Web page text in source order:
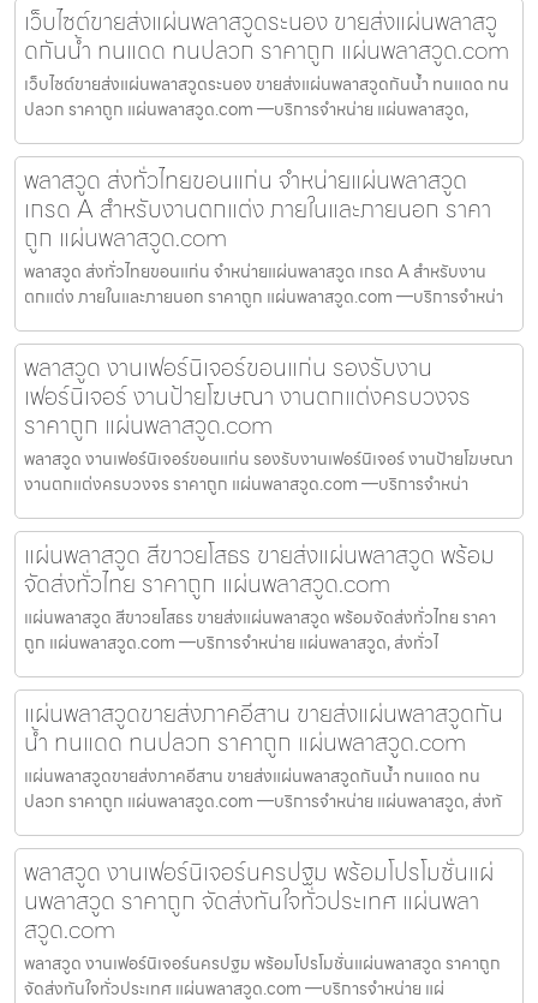
เว็บไซต์ขายส่งแผ่นพลาสวูดระนอง ขายส่งแผ่นพลาสวู
ดกันน้ำ ทนแดด ทนปลวก ราคาถูก แผ่นพลาสวูด.com
เว็บไซต์ขายส่งแผ่นพลาสวูดระนอง ขายส่งแผ่นพลาสวูดกันน้ำ ทนแดด ทน
ปลวก ราคาถูก แผ่นพลาสวูด.com —บริการจำหน่าย แผ่นพลาสวูด,
พลาสวูด ส่งทั่วไทยขอนแก่น จำหน่ายแผ่นพลาสวูด
เกรด A สำหรับงานตกแต่ง ภายในและภายนอก ราคา
ถูก แผ่นพลาสวูด.com
พลาสวูด ส่งทั่วไทยขอนแก่น จำหน่ายแผ่นพลาสวูด เกรด A สำหรับงาน
ตกแต่ง ภายในและภายนอก ราคาถูก แผ่นพลาสวูด.com —บริการจำหน่า
พลาสวูด งานเฟอร์นิเจอร์ขอนแก่น รองรับงาน
เฟอร์นิเจอร์ งานป้ายโฆษณา งานตกแต่งครบวงจร
ราคาถูก แผ่นพลาสวูด.com
พลาสวูด งานเฟอร์นิเจอร์ขอนแก่น รองรับงานเฟอร์นิเจอร์ งานป้ายโฆษณา
งานตกแต่งครบวงจร ราคาถูก แผ่นพลาสวูด.com —บริการจำหน่า
แผ่นพลาสวูด สีขาวยโสธร ขายส่งแผ่นพลาสวูด พร้อม
จัดส่งทั่วไทย ราคาถูก แผ่นพลาสวูด.com
แผ่นพลาสวูด สีขาวยโสธร ขายส่งแผ่นพลาสวูด พร้อมจัดส่งทั่วไทย ราคา
ถูก แผ่นพลาสวูด.com —บริการจำหน่าย แผ่นพลาสวูด, ส่งทั่วไ
แผ่นพลาสวูดขายส่งภาคอีสาน ขายส่งแผ่นพลาสวูดกัน
น้ำ ทนแดด ทนปลวก ราคาถูก แผ่นพลาสวูด.com
แผ่นพลาสวูดขายส่งภาคอีสาน ขายส่งแผ่นพลาสวูดกันน้ำ ทนแดด ทน
ปลวก ราคาถูก แผ่นพลาสวูด.com —บริการจำหน่าย แผ่นพลาสวูด, ส่งทั
พลาสวูด งานเฟอร์นิเจอร์นครปฐม พร้อมโปรโมชั่นแผ่
นพลาสวูด ราคาถูก จัดส่งทันใจทั่วประเทศ แผ่นพลา
สวูด.com
พลาสวูด งานเฟอร์นิเจอร์นครปฐม พร้อมโปรโมชั่นแผ่นพลาสวูด ราคาถูก
จัดส่งทันใจทั่วประเทศ แผ่นพลาสวูด.com —บริการจำหน่าย แผ่